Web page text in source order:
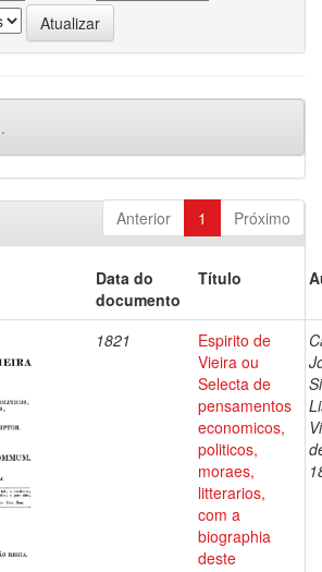
Anterior 1 Próximo
Data do
documento
Título
1821
Espirito de
Vieira ou
Selecta de
pensamentos
economicos,
politicos,
moraes,
litterarios,
com a
biographia
deste